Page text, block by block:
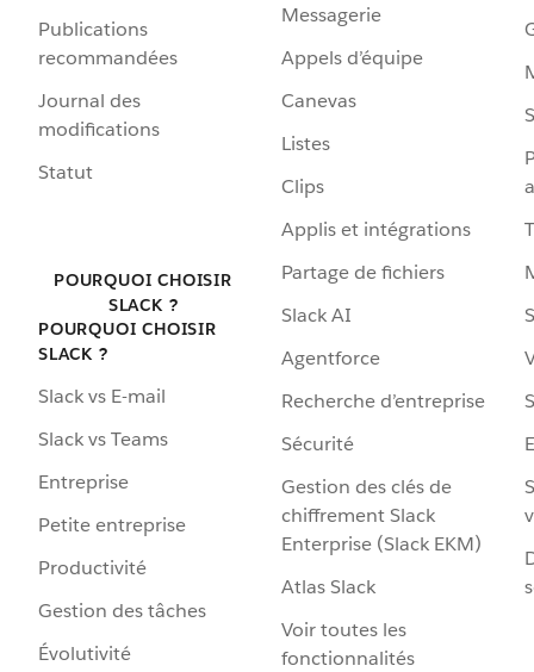
Publications
recommandées
Journal des
modifications
Statut
POURQUOI CHOISIR
SLACK ?
POURQUOI CHOISIR
SLACK ?
Slack vs E-mail
Slack vs Teams
Entreprise
Petite entreprise
Productivité
Gestion des tâches
Évolutivité
Messagerie
Appels d’équipe
Canevas
Listes
Clips
Applis et intégrations
Partage de fichiers
Slack AI
Agentforce
Recherche d’entreprise
Sécurité
Gestion des clés de
chiffrement Slack
Enterprise (Slack EKM)
Atlas Slack
Voir toutes les
fonctionnalités